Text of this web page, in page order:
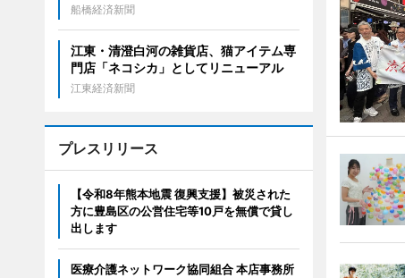
船橋経済新聞
江東・清澄白河の雑貨店、猫アイテム専
門店「ネコシカ」としてリニューアル
江東経済新聞
プレスリリース
【令和8年熊本地震 復興支援】被災された
方に豊島区の公営住宅等10戸を無償で貸し
出します
医療介護ネットワーク協同組合 本店事務所